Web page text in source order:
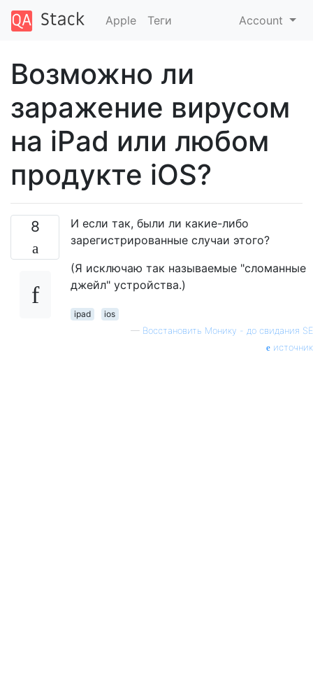
Apple Теги Account
Возможно ли
заражение вирусом
на iPad или любом
продукте iOS?
8
И если так, были ли какие-либо
зарегистрированные случаи этого?
(Я исключаю так называемые "сломанные
джейл" устройства.)
ipad
ios
— Восстановить Монику - до свидания SE
источник